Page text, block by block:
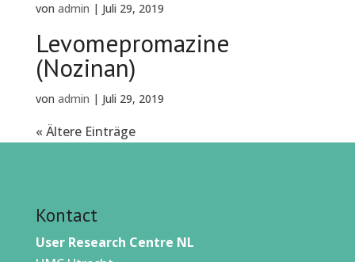
von admin | Juli 29, 2019
Levomepromazine
(Nozinan)
von admin | Juli 29, 2019
« Ältere Einträge
Kontact
User Research Centre NL